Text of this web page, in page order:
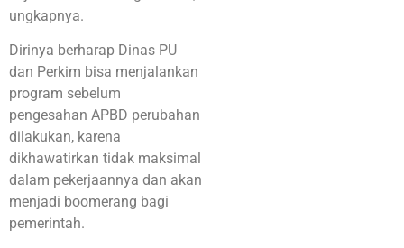
ungkapnya.
Dirinya berharap Dinas PU
dan Perkim bisa menjalankan
program sebelum
pengesahan APBD perubahan
dilakukan, karena
dikhawatirkan tidak maksimal
dalam pekerjaannya dan akan
menjadi boomerang bagi
pemerintah.